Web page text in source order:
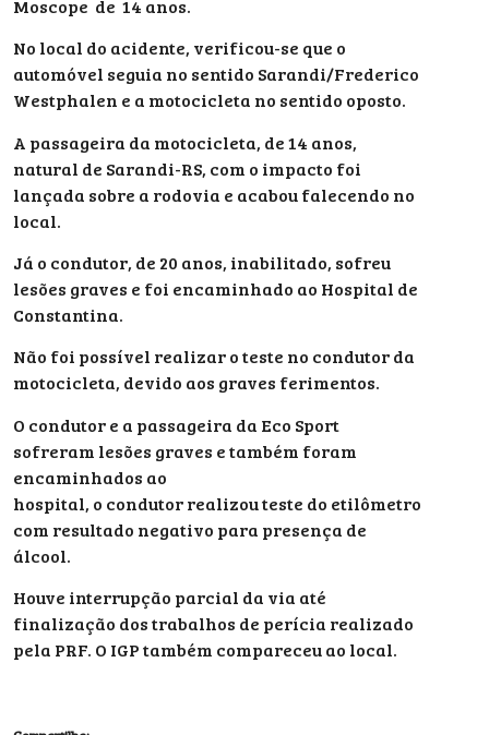
Moscope de 14 anos.
No local do acidente, verificou-se que o
automóvel seguia no sentido Sarandi/Frederico
Westphalen e a motocicleta no sentido oposto.
A passageira da motocicleta, de 14 anos,
natural de Sarandi-RS, com o impacto foi
lançada sobre a rodovia e acabou falecendo no
local.
Já o condutor, de 20 anos, inabilitado, sofreu
lesões graves e foi encaminhado ao Hospital de
Constantina.
Não foi possível realizar o teste no condutor da
motocicleta, devido aos graves ferimentos.
O condutor e a passageira da Eco Sport
sofreram lesões graves e também foram
encaminhados ao
hospital, o condutor realizou teste do etilômetro
com resultado negativo para presença de
álcool.
Houve interrupção parcial da via até
finalização dos trabalhos de perícia realizado
pela PRF. O IGP também compareceu ao local.